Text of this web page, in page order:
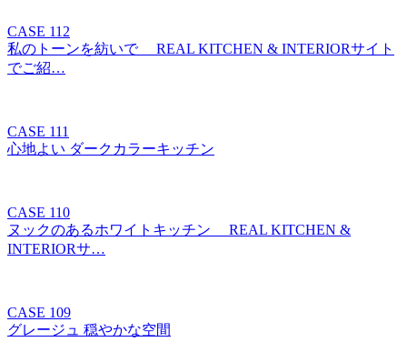
CASE 112
私のトーンを紡いで REAL KITCHEN & INTERIORサイト
でご紹…
CASE 111
心地よい ダークカラーキッチン
CASE 110
ヌックのあるホワイトキッチン REAL KITCHEN &
INTERIORサ…
CASE 109
グレージュ 穏やかな空間